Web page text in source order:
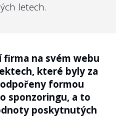
členů jejího
(např. členů dozorčí
rukou
letech.
na svém webu
které byly za
formou
sponzoringu, a to
poskytnutých